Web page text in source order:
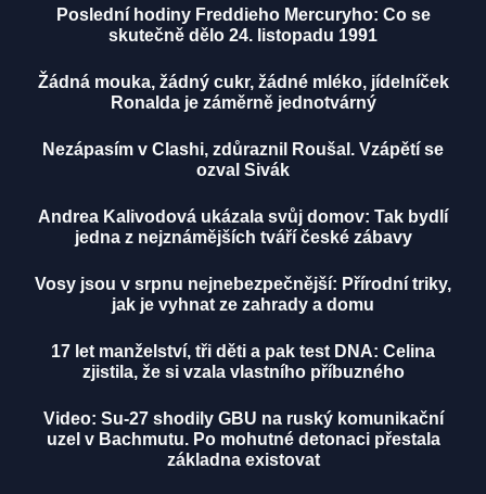
Poslední hodiny Freddieho Mercuryho: Co se
skutečně dělo 24. listopadu 1991
Žádná mouka, žádný cukr, žádné mléko, jídelníček
Ronalda je záměrně jednotvárný
Nezápasím v Clashi, zdůraznil Roušal. Vzápětí se
ozval Sivák
Andrea Kalivodová ukázala svůj domov: Tak bydlí
jedna z nejznámějších tváří české zábavy
Vosy jsou v srpnu nejnebezpečnější: Přírodní triky,
jak je vyhnat ze zahrady a domu
17 let manželství, tři děti a pak test DNA: Celina
zjistila, že si vzala vlastního příbuzného
Video: Su-27 shodily GBU na ruský komunikační
uzel v Bachmutu. Po mohutné detonaci přestala
základna existovat